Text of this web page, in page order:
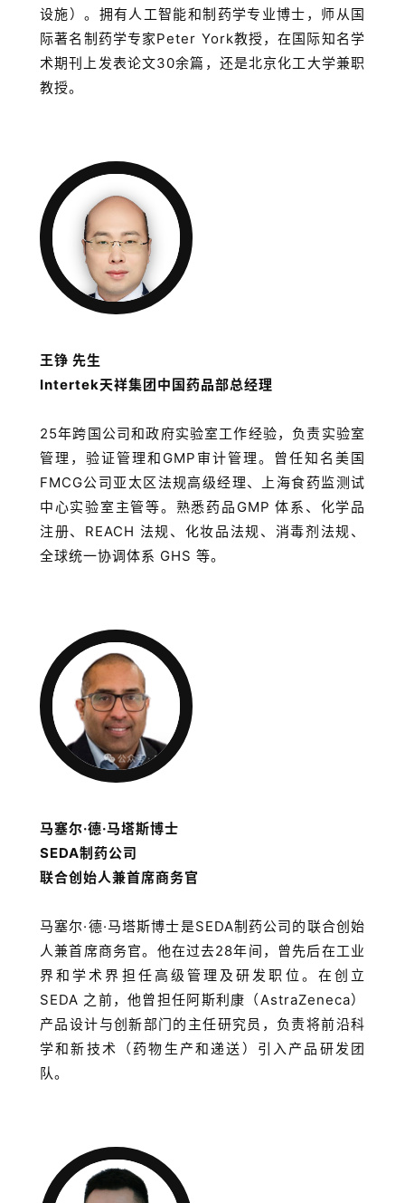
设施）。拥有人工智能和制药学专业博士，师从国
际著名制药学专家Peter York教授，在国际知名学
术期刊上发表论文30余篇，还是北京化工大学兼职
教授。
王铮 先生
Intertek天祥集团中国药品部总经理
25年跨国公司和政府实验室工作经验，负责实验室
管理，验证管理和GMP审计管理。曾任知名美国
FMCG公司亚太区法规高级经理、上海食药监测试
中心实验室主管等。熟悉药品GMP 体系、化学品
注册、REACH 法规、化妆品法规、消毒剂法规、
全球统一协调体系 GHS 等。
马塞尔·德·马塔斯博士
SEDA制药公司
联合创始人兼首席商务官
马塞尔·德·马塔斯博士是SEDA制药公司的联合创始
人兼首席商务官。他在过去28年间，曾先后在工业
界和学术界担任高级管理及研发职位。在创立
SEDA 之前，他曾担任阿斯利康（AstraZeneca）
产品设计与创新部门的主任研究员，负责将前沿科
学和新技术（药物生产和递送）引入产品研发团
队。